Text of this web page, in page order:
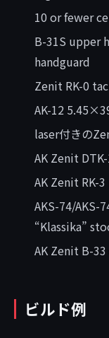
10 or fewer
B-31S upper
handguard
Zenit RK-0
AK-12
laser付きの
AK Zenit
AK Zenit RK-
AKS-74/AKS-
“Klassika”
AK Zenit B-
ビルド例